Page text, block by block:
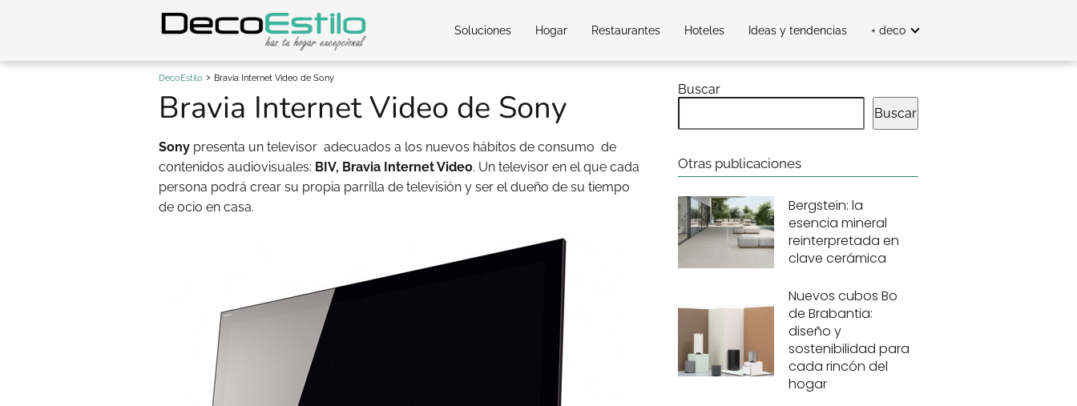
Soluciones Hogar Restaurantes Hoteles Ideas y tendencias + deco
DecoEstilo Bravia Internet Video de Sony
Bravia Internet Video de Sony
Sony presenta un televisor adecuados a los nuevos hábitos de consumo de
contenidos audiovisuales: BIV, Bravia Internet Video. Un televisor en el que cada
persona podrá crear su propia parrilla de televisión y ser el dueño de su tiempo
de ocio en casa.
Buscar
Buscar
Otras publicaciones
Bergstein: la
esencia mineral
reinterpretada en
clave cerámica
Nuevos cubos Bo
de Brabantia:
diseño y
sostenibilidad para
cada rincón del
hogar